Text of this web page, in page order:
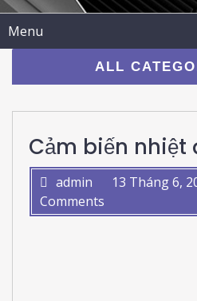
Menu
ALL
Cảm biến nhiệt
admin 13 Tháng 6,
Comments